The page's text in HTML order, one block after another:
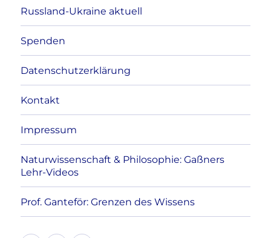
Russland-Ukraine aktuell
Spenden
Datenschutzerklärung
Kontakt
Impressum
Naturwissenschaft & Philosophie: Gaßners
Lehr-Videos
Prof. Ganteför: Grenzen des Wissens